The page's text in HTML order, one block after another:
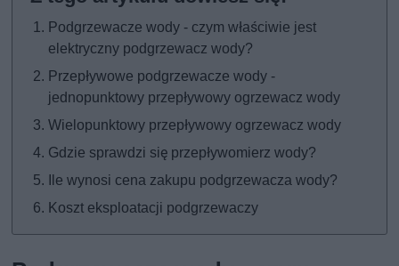
Podgrzewacze wody - czym właściwie jest
elektryczny podgrzewacz wody?
Przepływowe podgrzewacze wody -
jednopunktowy przepływowy ogrzewacz wody
Wielopunktowy przepływowy ogrzewacz wody
Gdzie sprawdzi się przepływomierz wody?
Ile wynosi cena zakupu podgrzewacza wody?
Koszt eksploatacji podgrzewaczy